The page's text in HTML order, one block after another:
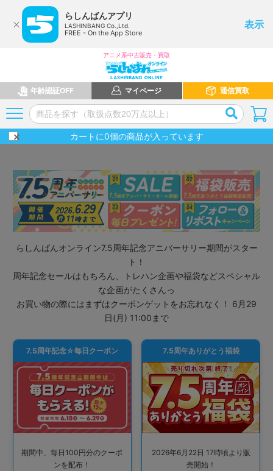
らしんばんアプリ
LASHINBANG Co.,Ltd.
FREE - On the App Store
表示
アニメ系中古販売・買取
年齢認証OFF マイページ 通信買取
カートに0個の商品が入っています
らしんばんオンライン7.5周年記念アニバーサリー期間がスター
ト！
周年記念セールはもちろん、トレハン企画や福袋などスペシャル
な企画がたくさんっ
お買い物の際にはまずはクーポンゲットをお忘れなく！ 6月29
日(月) 11:00まで
7.5周年記念☆毎日クーポン
期間中、毎日100円分のクーポ
ンを配布！
7.5周年ありがとう福袋
2026年6月22日 17時頃より販
売開始！